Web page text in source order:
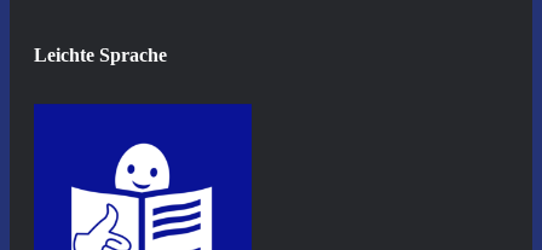
Leichte Sprache